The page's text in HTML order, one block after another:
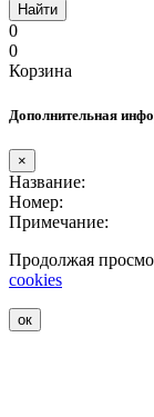
Найти
0
0
Корзина
Дополнительная
×
Название:
Номер:
Примечание:
Продолжая
cookies
ок